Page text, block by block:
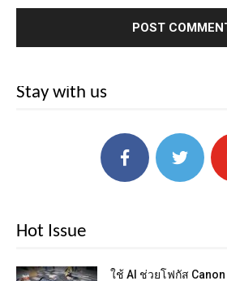
Stay with us
Hot Issue
ใช้ AI ช่วยโฟกัส Canon